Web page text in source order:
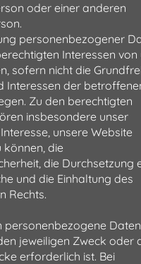
oder einer anderen
personenbezogener
Interessen von
sofern nicht die
Interessen der
Zu den berechtigten
insbesondere unser
unsere Website
können, die
die Durchsetzung
und die Einhaltung des
Rechts.
personenbezogene
jeweiligen Zweck oder
erforderlich ist. Bei